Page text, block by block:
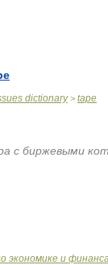
dictionary> tape
с биржевыми
экономике и